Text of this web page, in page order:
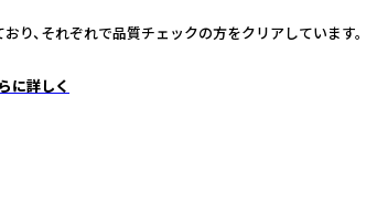
、それぞれで品質チェックの方をクリアしています。
に詳しく